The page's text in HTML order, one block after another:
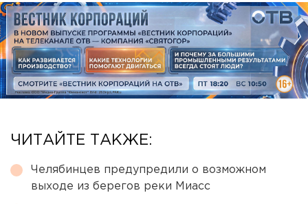
ЧИТАЙТЕ ТАКЖЕ:
Челябинцев предупредили о возможном
выходе из берегов реки Миасс